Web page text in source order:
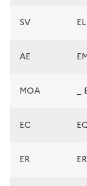
SV
AE
MOA
EC
ER